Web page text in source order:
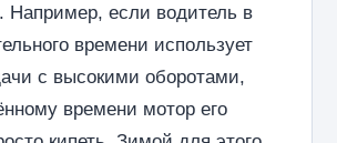
. Например, если водитель в
времени использует
с высокими оборотами,
времени мотор его